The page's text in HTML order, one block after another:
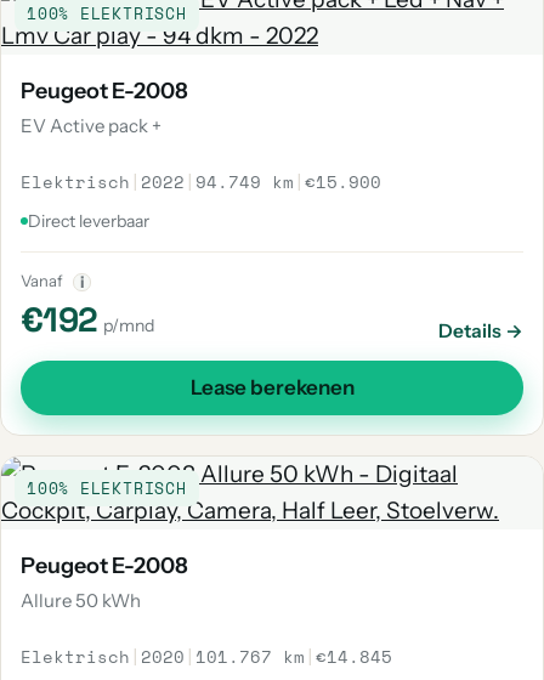
100% ELEKTRISCH
Peugeot E-2008
EV Active pack +
Elektrisch | 2022 | 94.749 km |€15.900
Direct leverbaar
Vanaf i
€192 p/mnd Details →
Lease berekenen
100% ELEKTRISCH
Peugeot E-2008
Allure 50 kWh
Elektrisch | 2020 | 101.767 km |€14.845